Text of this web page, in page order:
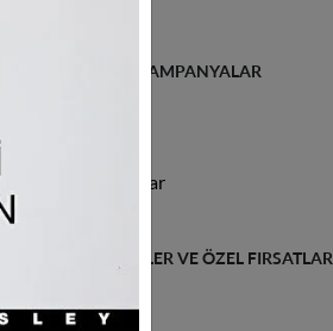
İLETIŞIM & KAMPANYALAR
Kampanyalar
SON HABERLER VE ÖZEL FIRSATLAR